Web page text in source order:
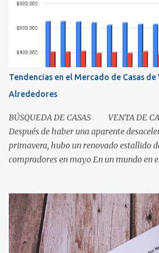
Los recibos de la caja y el contenido
los compró demuestra que la propiedad
prueba de la transferencia.
es un título? Permítanos comenzar
Tendencias en el Mercado de Casas de
Alrededores
BÚSQUEDA DE CASAS VENTA DE
Después de haber una aparente
primavera, hubo un renovado estallido
compradores en mayo En un mundo en
tiempo. El mercado de casas en Denver
clase magistral de paciencia. Ya sea que
que espera que la casa correcta entre al
que espera la mejor oferta, las